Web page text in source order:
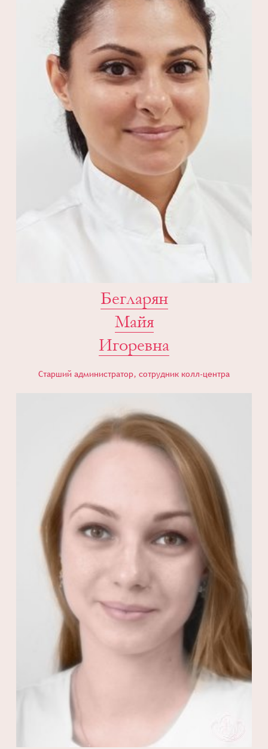
Бегларян
Майя
Игоревна
Старший администратор, сотрудник колл-центра